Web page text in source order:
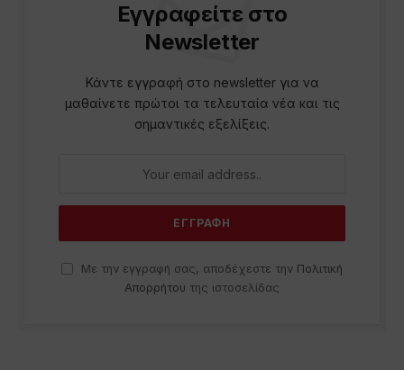
Εγγραφείτε στο
Newsletter
Κάντε εγγραφή στο newsletter για να
μαθαίνετε πρώτοι τα τελευταία νέα και τις
σημαντικές εξελίξεις.
Με την εγγραφή σας, αποδέχεστε την Πολιτική
Απορρήτου της ιστοσελίδας